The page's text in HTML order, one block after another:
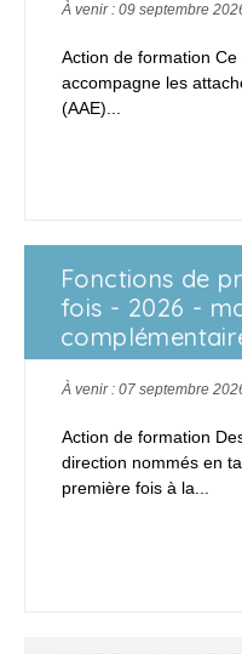
À venir : 09 septembre
Action de formation
accompagne les
(AAE)...
Fonctions de
fois - 2026 -
À venir : 07 septembre
Action de formation
direction nommés en
première fois à la...